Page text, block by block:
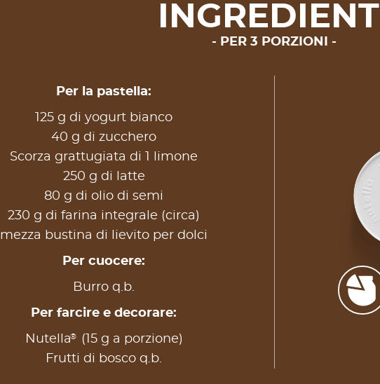
INGREDIENTI
PER 3 PORZIONI
Per la pastella:
125 g di yogurt bianco
40 g di zucchero
Scorza grattugiata di 1 limone
250 g di latte
80 g di olio di semi
230 g di farina integrale (circa)
mezza bustina di lievito per dolci
Per cuocere:
Burro q.b.
Per farcire e decorare:
Nutella®
(15 g a porzione)
Frutti di bosco q.b.